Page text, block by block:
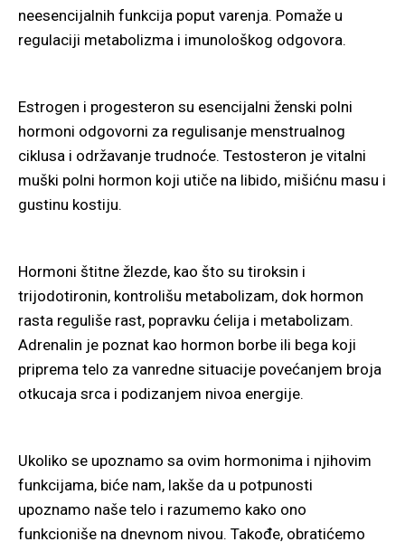
neesencijalnih funkcija poput varenja. Pomaže u
regulaciji metabolizma i imunološkog odgovora.
Estrogen i progesteron su esencijalni ženski polni
hormoni odgovorni za regulisanje menstrualnog
ciklusa i održavanje trudnoće. Testosteron je vitalni
muški polni hormon koji utiče na libido, mišićnu masu i
gustinu kostiju.
Hormoni štitne žlezde, kao što su tiroksin i
trijodotironin, kontrolišu metabolizam, dok hormon
rasta reguliše rast, popravku ćelija i metabolizam.
Adrenalin je poznat kao hormon borbe ili bega koji
priprema telo za vanredne situacije povećanjem broja
otkucaja srca i podizanjem nivoa energije.
Ukoliko se upoznamo sa ovim hormonima i njihovim
funkcijama, biće nam, lakše da u potpunosti
upoznamo naše telo i razumemo kako ono
funkcioniše na dnevnom nivou. Takođe, obratićemo